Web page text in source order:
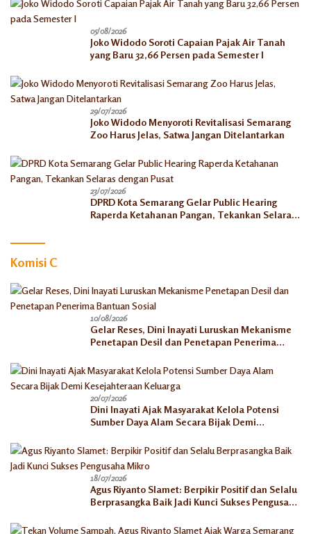
05/08/2026
Joko Widodo Soroti Capaian Pajak Air Tanah
yang Baru 32,66 Persen pada Semester I
29/07/2026
Joko Widodo Menyoroti Revitalisasi Semarang
Zoo Harus Jelas, Satwa Jangan Ditelantarkan
23/07/2026
DPRD Kota Semarang Gelar Public Hearing
Raperda Ketahanan Pangan, Tekankan Selaras
Komisi C
10/08/2026
Gelar Reses, Dini Inayati Luruskan Mekanisme
Penetapan Desil dan Penetapan Penerima
20/07/2026
Dini Inayati Ajak Masyarakat Kelola Potensi
Sumber Daya Alam Secara Bijak Demi
18/07/2026
Agus Riyanto Slamet: Berpikir Positif dan Selalu
Berprasangka Baik Jadi Kunci Sukses Pengusaha